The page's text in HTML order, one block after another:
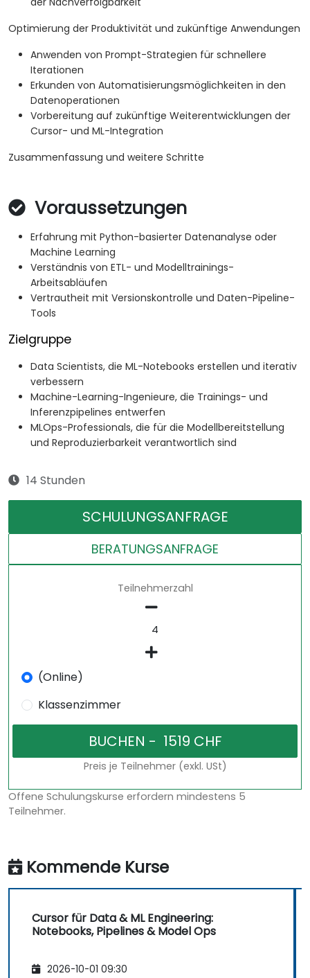
Optimierung der Produktivität und zukünftige Anwendungen
Anwenden von Prompt-Strategien für schnellere
Iterationen
Erkunden von Automatisierungsmöglichkeiten in den
Datenoperationen
Vorbereitung auf zukünftige Weiterentwicklungen der
Cursor- und ML-Integration
Zusammenfassung und weitere Schritte
Voraussetzungen
Erfahrung mit Python-basierter Datenanalyse oder
Machine Learning
Verständnis von ETL- und Modelltrainings-
Arbeitsabläufen
Vertrautheit mit Versionskontrolle und Daten-Pipeline-
Tools
Zielgruppe
Data Scientists, die ML-Notebooks erstellen und iterativ
verbessern
Machine-Learning-Ingenieure, die Trainings- und
Inferenzpipelines entwerfen
MLOps-Professionals, die für die Modellbereitstellung
und Reproduzierbarkeit verantwortlich sind
14 Stunden
SCHULUNGSANFRAGE
BERATUNGSANFRAGE
Teilnehmerzahl
(Online)
Klassenzimmer
Preis je Teilnehmer (exkl. USt)
Offene Schulungskurse erfordern mindestens 5
Teilnehmer.
Kommende Kurse
Cursor für Data & ML Engineering:
Notebooks, Pipelines & Model Ops
2026-10-01 09:30